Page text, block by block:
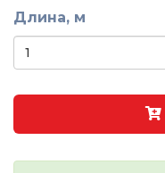
Длина, м